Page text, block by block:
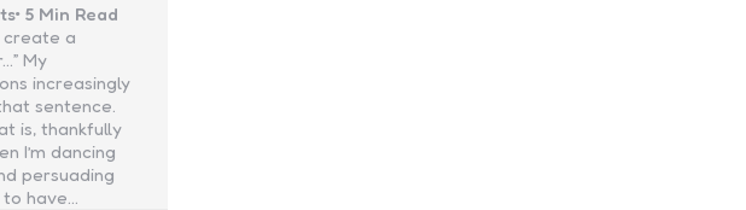
5 Min Read
create a
My
increasingly
sentence.
is, thankfully
I’m dancing
persuading
have…